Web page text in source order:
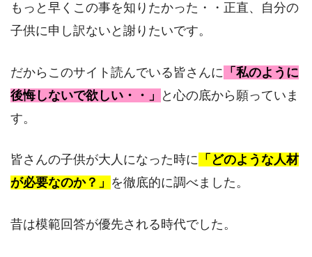
もっと早くこの事を知りたかった・・正直、自分の
子供に申し訳ないと謝りたいです。
だからこのサイト読んでいる皆さんに 「私のように
後悔しないで欲しい・・」
と心の底から願っていま
す。
皆さんの子供が大人になった時に 「どのような人材
が必要なのか？」 を徹底的に調べました。
昔は模範回答が優先される時代でした。